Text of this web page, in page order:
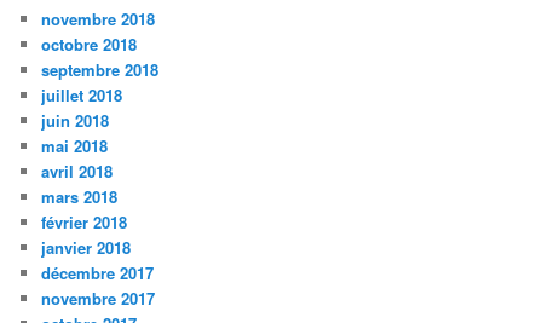
novembre 2018
octobre 2018
septembre 2018
juillet 2018
juin 2018
mai 2018
avril 2018
mars 2018
février 2018
janvier 2018
décembre 2017
novembre 2017